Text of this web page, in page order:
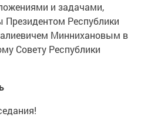
и задачами,
Республики
Миннихановым в
Совету Республики